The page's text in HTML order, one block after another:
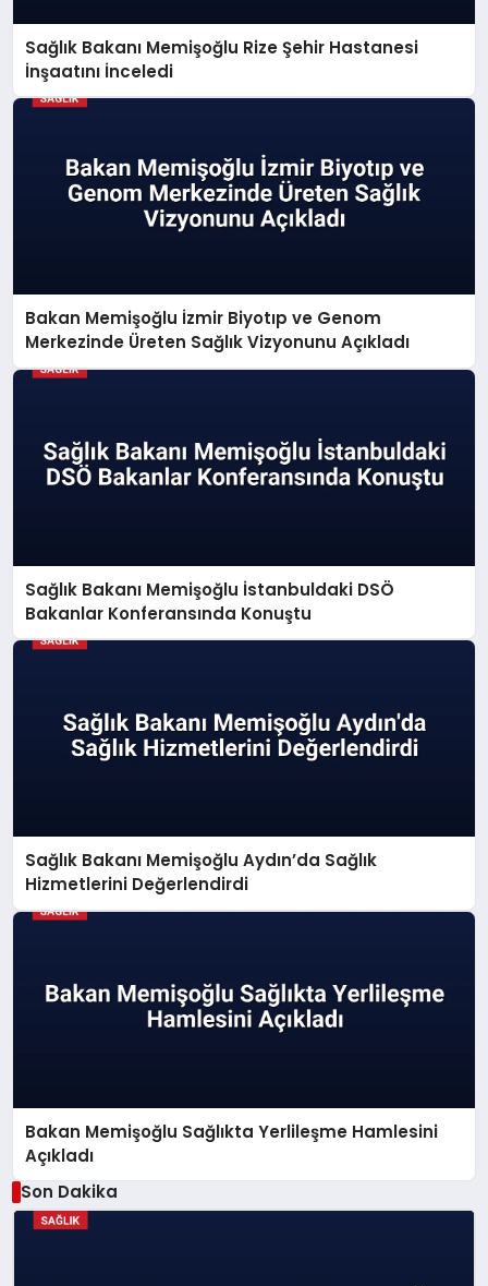
Sağlık Bakanı Memişoğlu Rize Şehir Hastanesi
İnşaatını İnceledi
Bakan Memişoğlu İzmir Biyotıp ve Genom
Merkezinde Üreten Sağlık Vizyonunu Açıkladı
Sağlık Bakanı Memişoğlu İstanbuldaki DSÖ
Bakanlar Konferansında Konuştu
Sağlık Bakanı Memişoğlu Aydın’da Sağlık
Hizmetlerini Değerlendirdi
Bakan Memişoğlu Sağlıkta Yerlileşme Hamlesini
Açıkladı
Son Dakika